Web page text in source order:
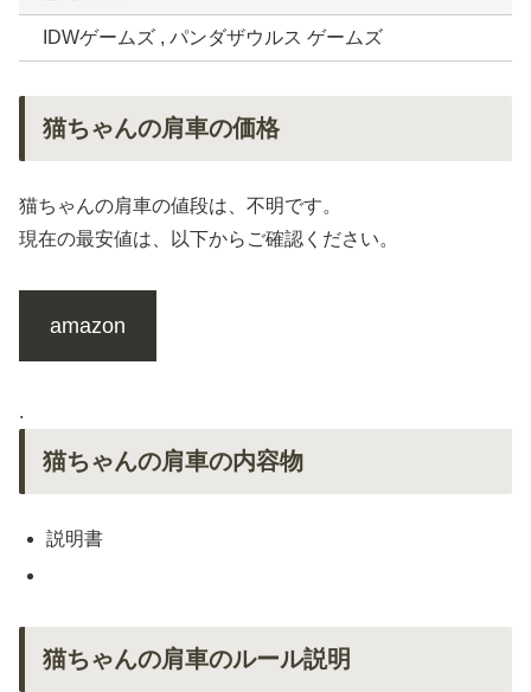
IDWゲームズ , パンダザウルス ゲームズ
猫ちゃんの肩車の価格
猫ちゃんの肩車の値段は、不明です。
現在の最安値は、以下からご確認ください。
amazon
.
猫ちゃんの肩車の内容物
説明書
猫ちゃんの肩車のルール説明